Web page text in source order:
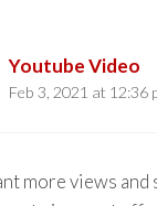
Youtube Video
Feb 3, 2021 at 12:36
more views and